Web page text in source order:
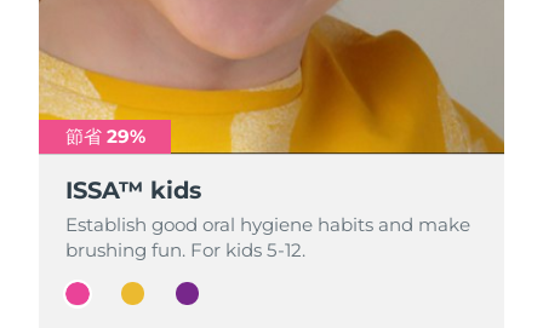
節省 29%
ISSA™ kids
Establish good oral hygiene habits and make
brushing fun. For kids 5-12.
節省 29%
ISSA™ kids
Establish good oral hygiene habits and make
brushing fun. For kids 5-12.
節省 29%
ISSA™ kids
Establish good oral hygiene habits and make
brushing fun. For kids 5-12.